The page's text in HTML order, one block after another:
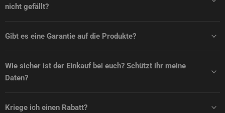
nicht gefällt?
Gibt es eine Garantie auf die Produkte?
Wie sicher ist der Einkauf bei euch? Schützt ihr meine
Daten?
Kriege ich einen Rabatt?